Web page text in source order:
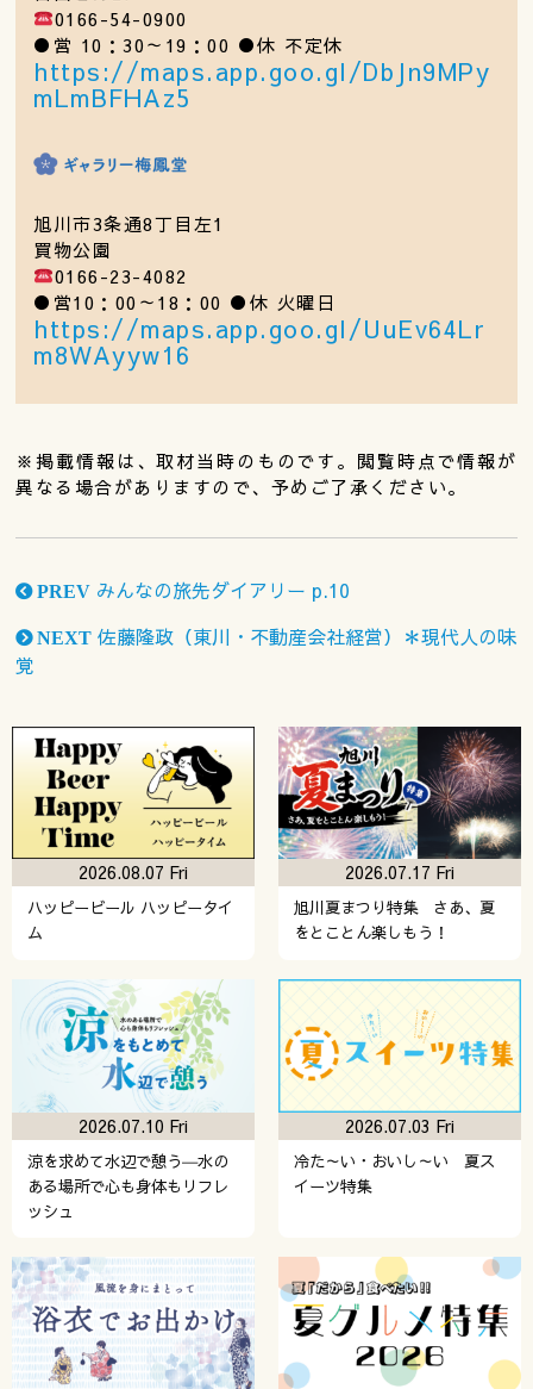
0166-54-0900
●営 10：30～19：00 ●休 不定休
https://maps.app.goo.gl/DbJn9MPy
mLmBFHAz5
旭川市3条通8丁目左1
買物公園
0166-23-4082
●営10：00～18：00 ●休 火曜日
https://maps.app.goo.gl/UuEv64Lr
m8WAyyw16
※掲載情報は、取材当時のものです。閲覧時点で情報が
異なる場合がありますので、予めご了承ください。
PREV みんなの旅先ダイアリー p.10
NEXT 佐藤隆政（東川・不動産会社経営）＊現代人の味
覚
ハッピービール ハッピータイ
ム
2026.08.07 Fri
旭川夏まつり特集 さあ、夏
をとことん楽しもう！
2026.07.17 Fri
涼を求めて水辺で憩う―水の
ある場所で心も身体もリフレ
ッシュ
2026.07.10 Fri
冷た～い・おいし～い 夏ス
イーツ特集
2026.07.03 Fri